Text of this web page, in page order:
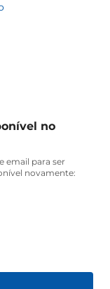
no
email para ser
novamente: